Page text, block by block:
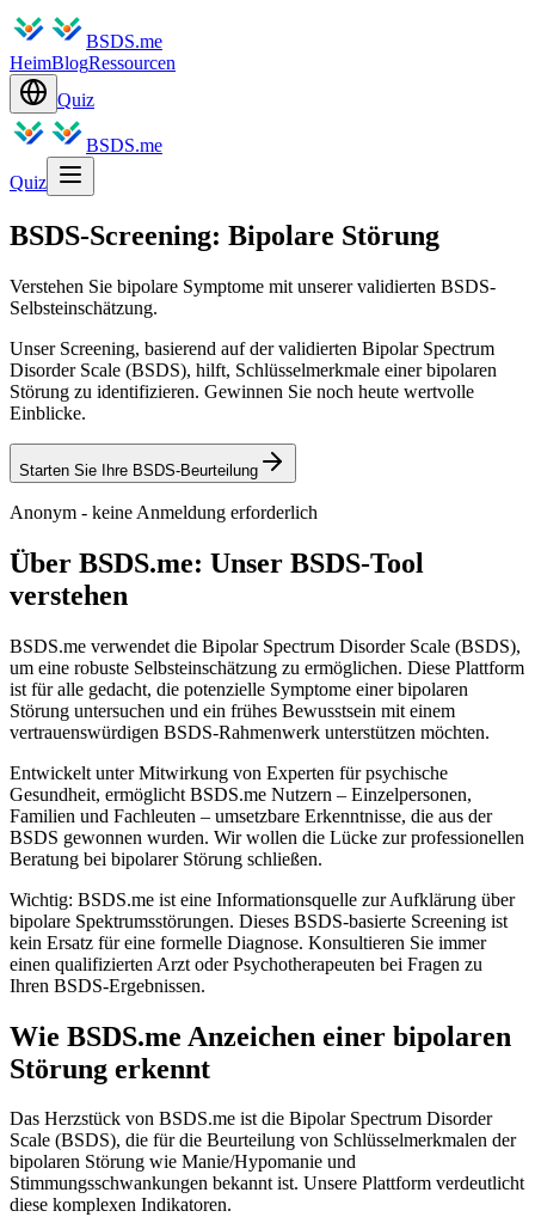
BSDS.me
HeimBlogRessourcen
Quiz
BSDS.me
Quiz
BSDS-Screening: Bipolare Störung
Verstehen Sie bipolare Symptome mit unserer validierten BSDS-
Selbsteinschätzung.
Unser Screening, basierend auf der validierten Bipolar Spectrum
Disorder Scale (BSDS), hilft, Schlüsselmerkmale einer bipolaren
Störung zu identifizieren. Gewinnen Sie noch heute wertvolle
Einblicke.
Starten Sie Ihre BSDS-Beurteilung
Anonym - keine Anmeldung erforderlich
Über BSDS.me: Unser BSDS-Tool
verstehen
BSDS.me verwendet die Bipolar Spectrum Disorder Scale (BSDS),
um eine robuste Selbsteinschätzung zu ermöglichen. Diese Plattform
ist für alle gedacht, die potenzielle Symptome einer bipolaren
Störung untersuchen und ein frühes Bewusstsein mit einem
vertrauenswürdigen BSDS-Rahmenwerk unterstützen möchten.
Entwickelt unter Mitwirkung von Experten für psychische
Gesundheit, ermöglicht BSDS.me Nutzern – Einzelpersonen,
Familien und Fachleuten – umsetzbare Erkenntnisse, die aus der
BSDS gewonnen wurden. Wir wollen die Lücke zur professionellen
Beratung bei bipolarer Störung schließen.
Wichtig: BSDS.me ist eine Informationsquelle zur Aufklärung über
bipolare Spektrumsstörungen. Dieses BSDS-basierte Screening ist
kein Ersatz für eine formelle Diagnose. Konsultieren Sie immer
einen qualifizierten Arzt oder Psychotherapeuten bei Fragen zu
Ihren BSDS-Ergebnissen.
Wie BSDS.me Anzeichen einer bipolaren
Störung erkennt
Das Herzstück von BSDS.me ist die Bipolar Spectrum Disorder
Scale (BSDS), die für die Beurteilung von Schlüsselmerkmalen der
bipolaren Störung wie Manie/Hypomanie und
Stimmungsschwankungen bekannt ist. Unsere Plattform verdeutlicht
diese komplexen Indikatoren.